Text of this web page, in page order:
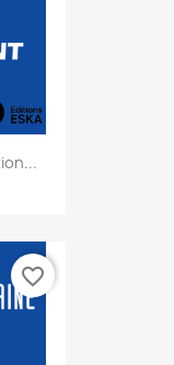
favorite_border